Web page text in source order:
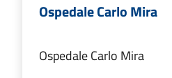
Ospedale Carlo Mira
Ospedale Carlo Mira